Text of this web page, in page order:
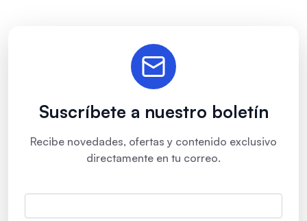
Suscríbete a nuestro boletín
Recibe novedades, ofertas y contenido exclusivo
directamente en tu correo.